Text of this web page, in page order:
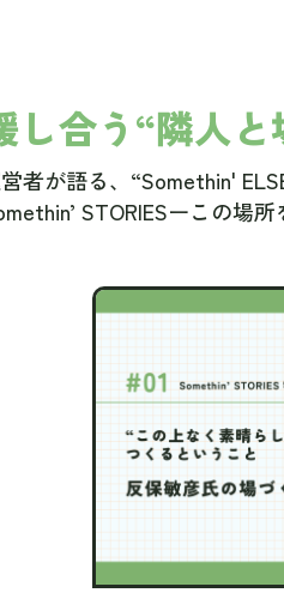
し合う“隣人と
者が語る、“Somethin'
STORIESーこの場